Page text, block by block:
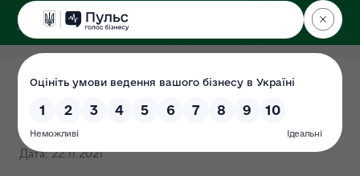
ДЕРЖЕКОІНСПЕКЦІЯ
Безоплатна правова
допомога
Дата: 22.11.2021